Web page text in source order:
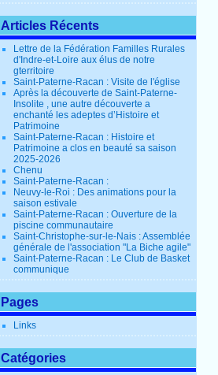
Articles Récents
Lettre de la Fédération Familles Rurales
d'Indre-et-Loire aux élus de notre
gterritoire
Saint-Paterne-Racan : Visite de l'église
Après la découverte de Saint-Paterne-
Insolite , une autre découverte a
enchanté les adeptes d’Histoire et
Patrimoine
Saint-Paterne-Racan : Histoire et
Patrimoine a clos en beauté sa saison
2025-2026
Chenu
Saint-Paterne-Racan :
Neuvy-le-Roi : Des animations pour la
saison estivale
Saint-Paterne-Racan : Ouverture de la
piscine communautaire
Saint-Christophe-sur-le-Nais : Assemblée
générale de l'association "La Biche agile"
Saint-Paterne-Racan : Le Club de Basket
communique
Pages
Links
Catégories